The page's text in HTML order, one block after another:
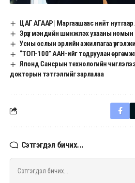
ЦАГ АГААР | Маргаашаас нийт нутгаар
Эрүүл мэндийн шинжлэх ухааны
Усны ослын эрлийн ажиллагаа
“ТОП-100” ААН-ийг тодруулан
Японд Сансрын технологийн
докторын тэтгэлгийг зарлалаа
Сэтгэгдэл бичих...